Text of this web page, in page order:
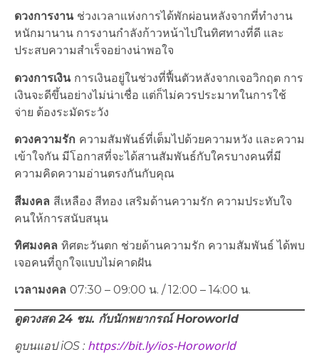
ดวงการงาน ช่วงเวลาแห่งการได้พักผ่อนหลังจากที่ทำงาน
หนักมานาน การงานกำลังก้าวหน้าไปในทิศทางที่ดี และ
ประสบความสำเร็จอย่างน่าพอใจ
ดวงการเงิน การเงินอยู่ในช่วงที่ฟื้นตัวหลังจากเจอวิกฤต การ
เงินจะดีขึ้นอย่างไม่น่าเชื่อ แต่ก็ไม่ควรประมาทในการใช้
จ่าย ต้องระมัดระวัง
ดวงความรัก ความสัมพันธ์ที่เต็มไปด้วยความหวัง และความ
เข้าใจกัน มีโอกาสที่จะได้สานสัมพันธ์กับใครบางคนที่มี
ความคิดความอ่านตรงกันกับคุณ
สีมงคล สีเหลือง สีทอง เสริมด้านความรัก ความประทับใจ
คนให้การสนับสนุน
ทิศมงคล ทิศตะวันตก ช่วยด้านความรัก ความสัมพันธ์ ได้พบ
เจอคนที่ถูกใจแบบไม่คาดฝัน
เวลามงคล 07:30 – 09:00 น. / 12:00 – 14:00 น.
ดูดวงสด 24 ชม. กับนักพยากรณ์Horoworld
ดูบนแอปiOS : https://bit.ly/ios-Horoworld